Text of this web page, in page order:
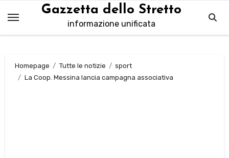
contenuto
Gazzetta dello Stretto
informazione unificata
Homepage Tutte le notizie
sport
La Coop. Messina lancia campagna associativa